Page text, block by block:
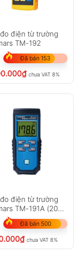
điện từ trường
TM-192
Đã bán 153
₫ chưa VAT 8%
điện từ trường
TM-191A (2000
200µT, 300Hz)
Đã bán 500
₫ chưa VAT 8%